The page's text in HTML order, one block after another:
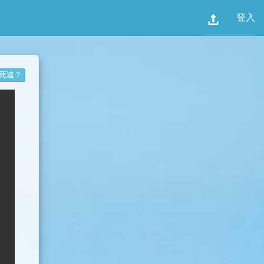
登入
連？